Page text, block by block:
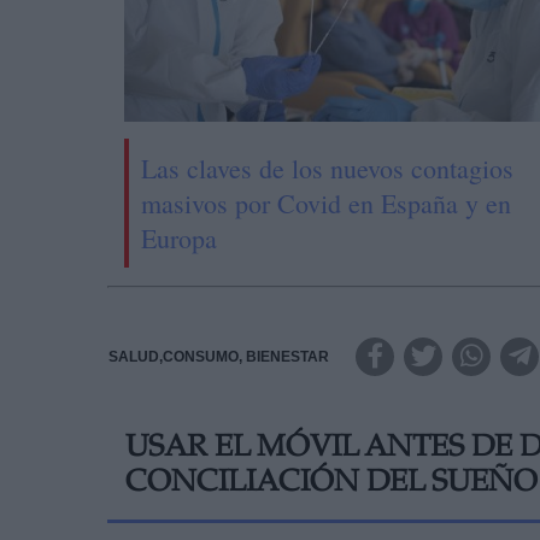
Las claves de los nuevos contagios
masivos por Covid en España y en
Europa
SALUD,CONSUMO, BIENESTAR
USAR EL MÓVIL ANTES DE
CONCILIACIÓN DEL